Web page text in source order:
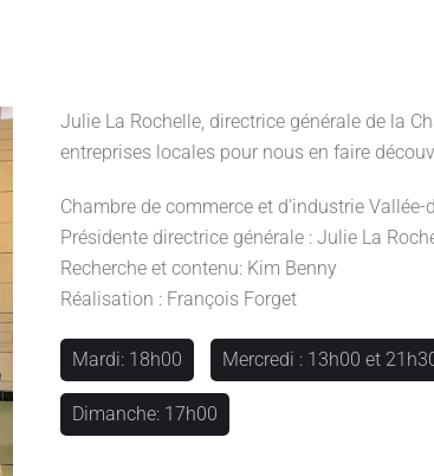
Julie La Rochelle, directrice générale de la
entreprises locales pour nous en faire
Chambre de commerce et d’industrie
Présidente directrice générale : Julie La
Recherche et contenu: Kim Benny
Réalisation : François Forget
Mardi: 18h00 Mercredi : 13h00 et
Dimanche: 17h00